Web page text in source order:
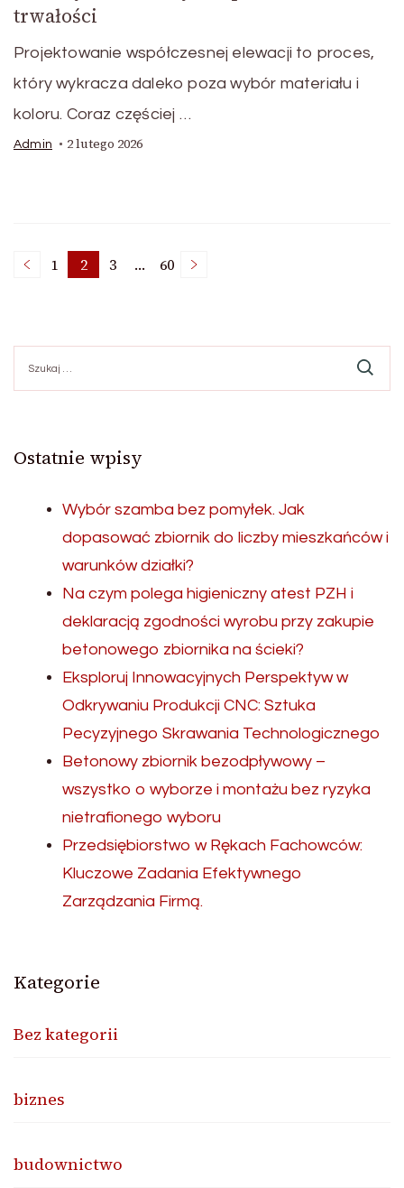
trwałości
Projektowanie współczesnej elewacji to proces,
który wykracza daleko poza wybór materiału i
koloru. Coraz częściej …
Admin 2 lutego 2026
Nawigacja
po
wpisach
Page
1 Page
2 Page
3 … Page
60
Ostatnie wpisy
Wybór szamba bez pomyłek. Jak
dopasować zbiornik do liczby mieszkańców i
warunków działki?
Na czym polega higieniczny atest PZH i
deklaracją zgodności wyrobu przy zakupie
betonowego zbiornika na ścieki?
Eksploruj Innowacyjnych Perspektyw w
Odkrywaniu Produkcji CNC: Sztuka
Pecyzyjnego Skrawania Technologicznego
Betonowy zbiornik bezodpływowy –
wszystko o wyborze i montażu bez ryzyka
nietrafionego wyboru
Przedsiębiorstwo w Rękach Fachowców:
Kluczowe Zadania Efektywnego
Zarządzania Firmą.
Kategorie
Bez kategorii
biznes
budownictwo